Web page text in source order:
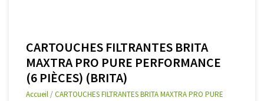
CARTOUCHES FILTRANTES BRITA
MAXTRA PRO PURE PERFORMANCE
(6 PIÈCES) (BRITA)
Accueil /CARTOUCHES FILTRANTES BRITA MAXTRA PRO PURE